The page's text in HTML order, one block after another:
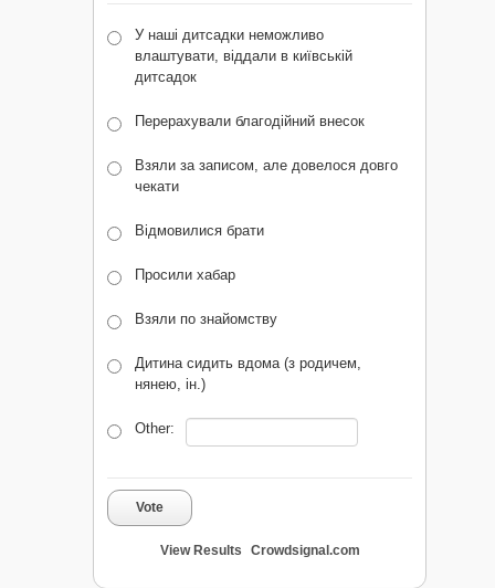
У наші дитсадки неможливо
влаштувати, віддали в київській
дитсадок
Перерахували благодійний внесок
Взяли за записом, але довелося довго
чекати
Відмовилися брати
Просили хабар
Взяли по знайомству
Дитина сидить вдома (з родичем,
нянею, ін.)
Other:
Vote
View Results Crowdsignal.com